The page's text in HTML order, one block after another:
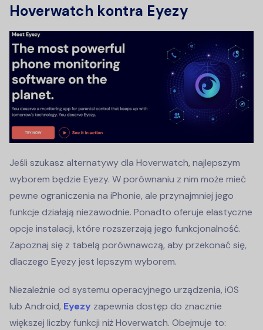
Hoverwatch kontra Eyezy
Jeśli szukasz alternatywy dla Hoverwatch, najlepszym
wyborem będzie Eyezy. W porównaniu z nim może mieć
pewne ograniczenia na iPhonie, ale przynajmniej jego
funkcje działają niezawodnie. Ponadto oferuje elastyczne
opcje instalacji, które rozszerzają jego funkcjonalność.
Zapoznaj się z tabelą porównawczą, aby przekonać się,
dlaczego Eyezy jest lepszym wyborem.
Niezależnie od systemu operacyjnego urządzenia, iOS
lub Android, Eyezy zapewnia dostęp do znacznie
większej liczby funkcji niż Hoverwatch. Obejmuje to: